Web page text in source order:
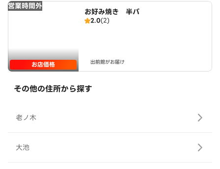
営業時間外
お店価格
お好み焼き 半バ
2.0(2)
出前館がお届け
その他の住所から探す
老ノ木
大池